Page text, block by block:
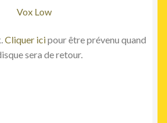
Vox Low
Cliquer icipour être prévenu quand
sera de retour.